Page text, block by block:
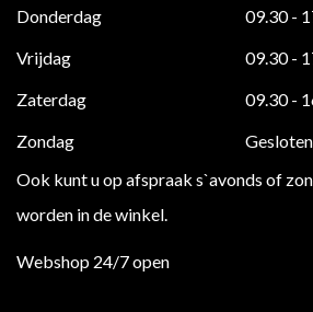
Donderdag
09.30 -
Vrijdag
09.30 -
Zaterdag
09.30 -
Zondag
Gesloten
Ook kunt u op afspraak s`avonds of
worden in de winkel.
Webshop 24/7 open